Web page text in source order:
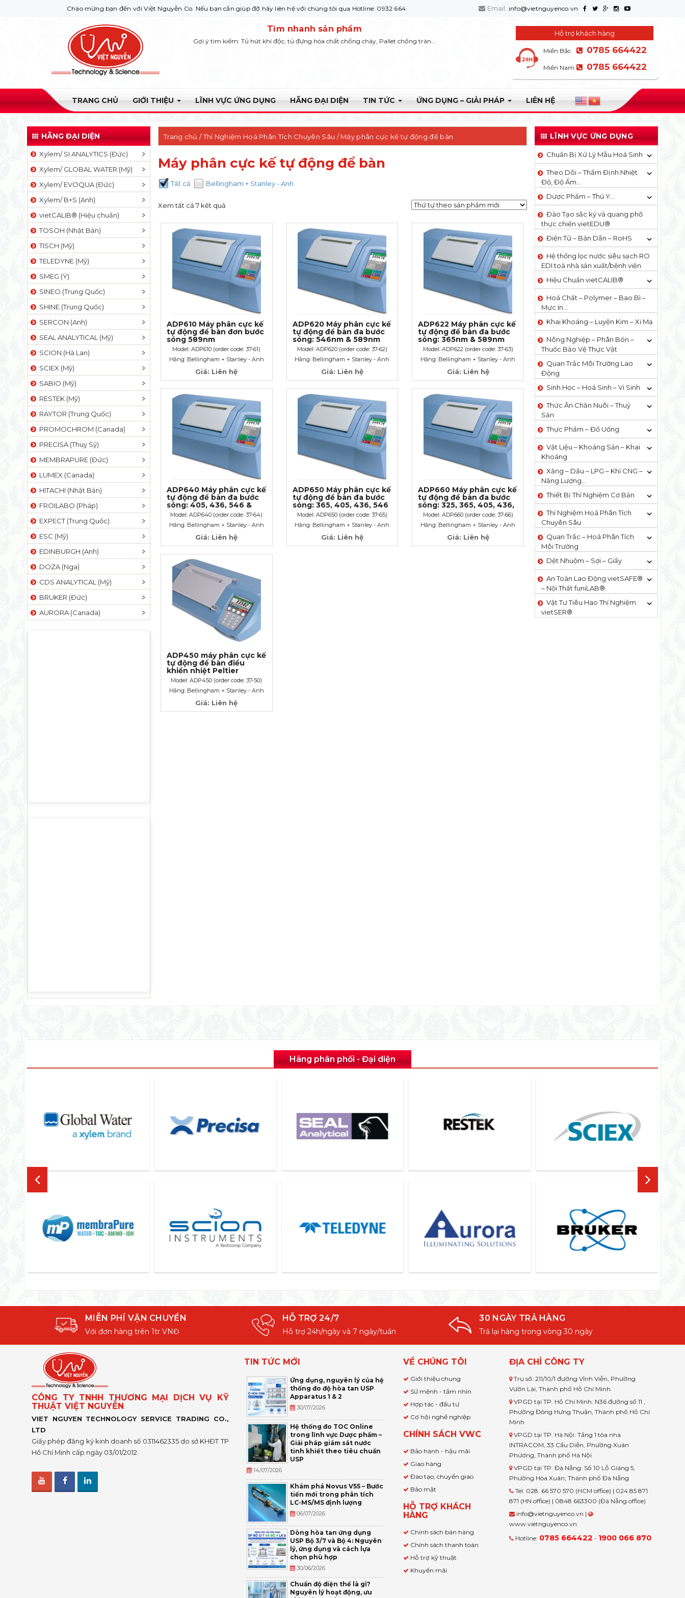
Chào mừng bạn đến với Việt Nguyễn Co. Nếu bạn cần giúp đỡ hãy liên hệ với chúng tôi qua Hotline: 0932 664422 Email: info@vietnguyenco.vn
Tìm nhanh sản phẩm
Gợi ý tìm kiếm: Tủ hút khí độc, tủ đựng hóa chất chống cháy, Pallet chống tràn...
Hỗ trợ khách hàng
Miền Bắc 0785 664422
Miền Nam 0785 664422
TRANG CHỦ GIỚI THIỆU LĨNH VỰC ỨNG DỤNG HÃNG ĐẠI DIỆN TIN TỨC ỨNG DỤNG – GIẢI PHÁP LIÊN HỆ
HÃNG ĐẠI DIỆN
Xylem/ SI ANALYTICS (Đức)
Xylem/ GLOBAL WATER (Mỹ)
Xylem/ EVOQUA (Đức)
Xylem/ B+S (Anh)
vietCALIB® (Hiệu chuẩn)
TOSOH (Nhật Bản)
TISCH (Mỹ)
TELEDYNE (Mỹ)
SMEG (Ý)
SINEO (Trung Quốc)
SHINE (Trung Quốc)
SERCON (Anh)
SEAL ANALYTICAL (Mỹ)
SCION (Hà Lan)
SCIEX (Mỹ)
SABIO (Mỹ)
RESTEK (Mỹ)
RAYTOR (Trung Quốc)
PROMOCHROM (Canada)
PRECISA (Thuỵ Sỹ)
MEMBRAPURE (Đức)
LUMEX (Canada)
HITACHI (Nhật Bản)
FROILABO (Pháp)
EXPECT (Trung Quốc)
ESC (Mỹ)
EDINBURGH (Anh)
DOZA (Nga)
CDS ANALYTICAL (Mỹ)
BRUKER (Đức)
AURORA (Canada)
Trang chủ /Thí Nghiệm Hoá Phân Tích Chuyên Sâu / Máy phân cực kế tự động để bàn
Máy phân cực kế tự động để bàn
Tất cả Bellingham + Stanley - Anh
Xem tất cả 7 kết quả
ADP610 Máy phân cực kế
tự động để bàn đơn bước
sóng 589nm
Model: ADP610 (order code: 37-61)
Hãng: Bellingham + Stanley - Anh
Giá: Liên hệ
ADP620 Máy phân cực kế
tự động để bàn đa bước
sóng: 546nm & 589nm
Model: ADP620 (order code: 37-62)
Hãng: Bellingham + Stanley - Anh
Giá: Liên hệ
ADP622 Máy phân cực kế
tự động để bàn đa bước
sóng: 365nm & 589nm
Model: ADP622 (order code: 37-63)
Hãng: Bellingham + Stanley - Anh
Giá: Liên hệ
ADP640 Máy phân cực kế
tự động để bàn đa bước
sóng: 405, 436, 546 &
589nm
Model: ADP640 (order code: 37-64)
Hãng: Bellingham + Stanley - Anh
Giá: Liên hệ
ADP650 Máy phân cực kế
tự động để bàn đa bước
sóng: 365, 405, 436, 546
& 589nm
Model: ADP650 (order code: 37-65)
Hãng: Bellingham + Stanley - Anh
Giá: Liên hệ
ADP660 Máy phân cực kế
tự động để bàn đa bước
sóng: 325, 365, 405, 436,
546 & 589nm
Model: ADP660 (order code: 37-66)
Hãng: Bellingham + Stanley - Anh
Giá: Liên hệ
ADP450 máy phân cực kế
tự động để bàn điều
khiển nhiệt Peltier
Model: ADP450 (order code: 37-50)
Hãng: Bellingham + Stanley - Anh
Giá: Liên hệ
LĨNH VỰC ỨNG DỤNG
Chuẩn Bị Xử Lý Mẫu Hoá Sinh
Theo Dõi – Thẩm Định Nhiệt
Độ, Độ Ẩm…
Dược Phẩm – Thú Y…
Đào Tạo sắc ký và quang phổ
thực chiến vietEDU®
Điện Tử – Bán Dẫn – RoHS
Hệ thống lọc nước siêu sạch RO
EDI​​ toà nhà sản xuất/bệnh viện
Hiệu Chuẩn vietCALIB®
Hoá Chất – Polymer – Bao Bì –
Mực In…
Khai Khoáng – Luyện Kim – Xi Mạ
Nông Nghiệp – Phân Bón –
Thuốc Bảo Vệ Thực Vật
Quan Trắc Môi Trường Lao
Động
Sinh Học – Hoá Sinh – Vi Sinh
Thức Ăn Chăn Nuôi – Thuỷ
Sản
Thực Phẩm – Đồ Uống
Vật Liệu – Khoáng Sản – Khai
Khoáng
Xăng – Dầu – LPG – Khí CNG –
Năng Lượng…
Thiết Bị Thí Nghiệm Cơ Bản
Thí Nghiệm Hoá Phân Tích
Chuyên Sâu
Quan Trắc – Hoá Phân Tích
Môi Trường
Dệt Nhuộm – Sợi – Giấy
An Toàn Lao Động vietSAFE®
– Nội Thất funiLAB®
Vật Tư Tiêu Hao Thí Nghiệm
vietSER®
Hãng phân phối - Đại diện
MIỄN PHÍ VẬN CHUYỂN
Với đơn hàng trên 1tr VNĐ
HỖ TRỢ 24/7
Hỗ trợ 24h/ngày và 7 ngày/tuần
30 NGÀY TRẢ HÀNG
Trả lại hàng trong vòng 30 ngày
CÔNG TY TNHH THƯƠNG MẠI DỊCH VỤ KỸ
THUẬT VIỆT NGUYỄN
VIET NGUYEN TECHNOLOGY SERVICE TRADING CO.,
LTD
Giấy phép đăng ký kinh doanh số 0311462335 do sở KHĐT TP
Hồ Chí Minh cấp ngày 03/01/2012
TIN TỨC MỚI
Ứng dụng, nguyên lý của hệ
thống đo độ hòa tan USP
Apparatus 1 & 2
30/07/2026
Hệ thống đo TOC Online
trong lĩnh vực Dược phẩm –
Giải pháp giám sát nước
tinh khiết theo tiêu chuẩn
USP
14/07/2026
Khám phá Novus V55 – Bước
tiến mới trong phân tích
LC-MS/MS định lượng
06/07/2026
Dòng hòa tan ứng dụng
USP Bộ 3/7 và Bộ 4: Nguyên
lý, ứng dụng và cách lựa
chọn phù hợp
30/06/2026
Chuẩn độ điện thế là gì?
Nguyên lý hoạt động, ưu
VỀ CHÚNG TÔI
Giới thiệu chung
Sứ mệnh - tầm nhìn
Hợp tác - đầu tư
Cơ hội nghề nghiệp
CHÍNH SÁCH VWC
Bảo hành - hậu mãi
Giao hàng
Đào tạo, chuyển giao
Bảo mật
HỖ TRỢ KHÁCH
HÀNG
Chính sách bán hàng
Chính sách thanh toán
Hỗ trợ kỹ thuật
Khuyến mãi
ĐỊA CHỈ CÔNG TY
Trụ sở: 211/10/1 đường Vĩnh Viễn, Phường
Vườn Lài, Thành phố Hồ Chí Minh
VPGD tại TP. Hồ Chí Minh: N36 đường số 11 ,
Phường Đông Hưng Thuận, Thành phố Hồ Chí
Minh
VPGD tại TP. Hà Nội: Tầng 1 tòa nhà
INTRACOM, 33 Cầu Diễn, Phường Xuân
Phương, Thành phố Hà Nội
VPGD tại TP. Đà Nẵng: Số 10 Lỗ Giáng 5,
Phường Hòa Xuân, Thành phố Đà Nẵng
Tel: 028. 66 570 570 (HCM office) | 024.85 871
871 (HN office) | 0848 663300 (Đà Nẵng office)
info@vietnguyenco.vn |
www.vietnguyenco.vn
Hotline: 0785 664422 - 1900 066 870